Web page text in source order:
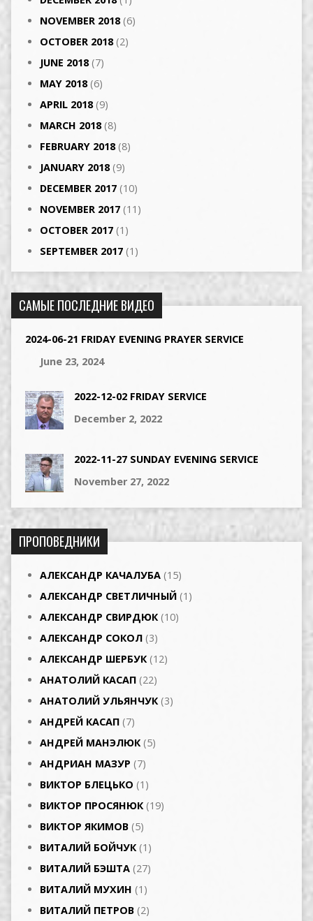
NOVEMBER 2018(6)
OCTOBER 2018(2)
JUNE 2018(7)
MAY 2018(6)
APRIL 2018(9)
MARCH 2018(8)
FEBRUARY 2018(8)
JANUARY 2018(9)
DECEMBER 2017 (10)
NOVEMBER 2017 (11)
OCTOBER 2017 (1)
SEPTEMBER 2017 (1)
САМЫЕ ПОСЛЕДНИЕ ВИДЕО
2024-06-21 FRIDAY EVENING PRAYER SERVICE
June 23, 2024
2022-12-02 FRIDAY SERVICE
December 2, 2022
2022-11-27 SUNDAY EVENING SERVICE
November 27, 2022
ПРОПОВЕДНИКИ
АЛЕКСАНДР КАЧАЛУБА (15)
АЛЕКСАНДР СВЕТЛИЧНЫЙ (1)
АЛЕКСАНДР СВИРДЮК(10)
АЛЕКСАНДР СОКОЛ (3)
АЛЕКСАНДР ШЕРБУК(12)
АНАТОЛИЙ КАСАП (22)
АНАТОЛИЙ УЛЬЯНЧУК(3)
АНДРЕЙ КАСАП (7)
АНДРЕЙ МАНЭЛЮК(5)
АНДРИАН МАЗУР (7)
ВИКТОР БЛЕЦЬКО (1)
ВИКТОР ПРОСЯНЮК(19)
ВИКТОР ЯКИМОВ (5)
ВИТАЛИЙ БОЙЧУК(1)
ВИТАЛИЙ БЭШТА (27)
ВИТАЛИЙ МУХИН (1)
ВИТАЛИЙ ПЕТРОВ (2)